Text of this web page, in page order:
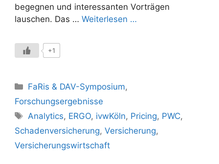
begegnen und interessanten Vorträgen
lauschen. Das … Weiterlesen …
+1
Kategorien
FaRis & DAV-Symposium,
Forschungsergebnisse
Schlagwörter
Analytics, ERGO, ivwKöln, Pricing, PWC,
Schadenversicherung, Versicherung,
Versicherungswirtschaft